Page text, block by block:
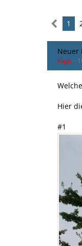
1
Neuer
Hajö
Hier
#1